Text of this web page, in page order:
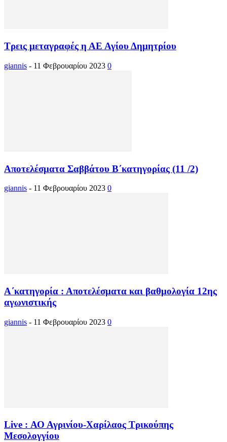
Τρεις μεταγραφές η ΑΕ Αγίου Δημητρίου
giannis - 11 Φεβρουαρίου 2023 0
Αποτελέσματα Σαββάτου Β΄κατηγορίας (11 /2)
giannis - 11 Φεβρουαρίου 2023 0
Α΄κατηγορία : Αποτελέσματα και βαθμολογία 12ης
αγωνιστικής
giannis - 11 Φεβρουαρίου 2023 0
Live : ΑΟ Αγρινίου-Χαρίλαος Τρικούπης
Μεσολογγίου